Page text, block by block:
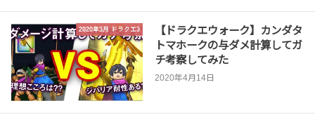
2020年3月 ドラクエ3
【ドラクエウォーク】カンダタ
トマホークの与ダメ計算してガ
チ考察してみた
2020年4月14日